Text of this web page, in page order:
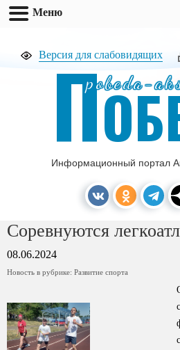
Версия для слабовидящих
pobeda-
П
Информационный портал
Соревнуются
08.06.2024
Новость в рубрике: Развитие спорта
Меню